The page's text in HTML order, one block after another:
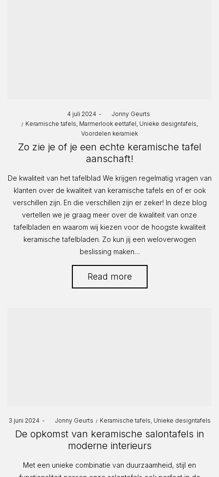
Posted
on
4 juli 2024
Jonny Geurts
Posted
Keramische tafels Marmerlook eettafel Unieke designtafels
Voordelen keramiek
Zo zie je of je een echte keramische tafel
aanschaft!
De kwaliteit van het tafelblad We krijgen regelmatig vragen van
klanten over de kwaliteit van keramische tafels en of er ook
verschillen zijn. En die verschillen zijn er zeker! In deze blog
vertellen we je graag meer over de kwaliteit van onze
tafelbladen en waarom wij kiezen voor de hoogste kwaliteit
keramische tafelbladen. Zo kun jij een weloverwogen
beslissing maken…
Read more
Posted
3 juni 2024 Jonny Geurts
Posted
Keramische tafels Unieke designtafels
De opkomst van keramische salontafels in
moderne interieurs
Met een unieke combinatie van duurzaamheid, stijl en